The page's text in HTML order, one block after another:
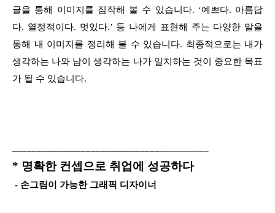
글을 통해 이미지를 짐작해 볼 수 있습니다. ‘예쁘다. 아름답
다. 열정적이다. 멋있다.’ 등 나에게 표현해 주는 다양한 말을
통해 내 이미지를 정리해 볼 수 있습니다. 최종적으로는 내가
생각하는 나와 남이 생각하는 나가 일치하는 것이 중요한 목표
가 될 수 있습니다.
* 명확한 컨셉으로 취업에 성공하다
- 손그림이 가능한 그래픽 디자이너